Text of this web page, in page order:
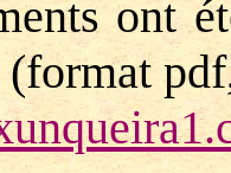
ont
(format